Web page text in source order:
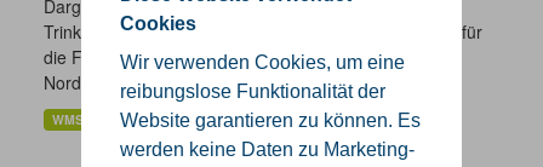
Cookies
Wir verwenden Cookies, um eine
reibungslose Funktionalität der
Website garantieren zu können. Es
werden keine Daten zu Marketing-
Dargestellt werden die geplanten und festgesetzten
Trinkwasser- und Heilquellenschutzgebiete. Zuständig für
die Festsetzung von Wasserschutzgebieten sind in
Nordrhein-Westfalen...
WMS